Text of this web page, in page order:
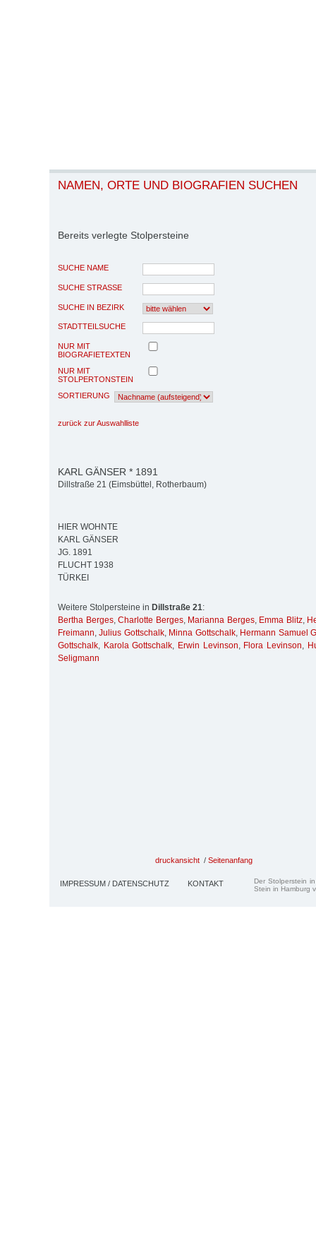
NAMEN, ORTE UND BIOGRAFIEN SUCHEN
Bereits verlegte Stolpersteine
SUCHE NAME
SUCHE STRASSE
SUCHE IN BEZIRK
STADTTEILSUCHE
NUR MIT
BIOGRAFIETEXTEN
NUR MIT
STOLPERTONSTEIN
SORTIERUNG
zurück zur Auswahlliste
KARL GÄNSER * 1891
Dillstraße 21 (Eimsbüttel, Rotherbaum)
HIER WOHNTE
KARL GÄNSER
JG. 1891
FLUCHT 1938
TÜRKEI
Weitere Stolpersteine in Dillstraße 21:
Bertha Berges, Charlotte Berges, Marianna Berges, Emma Blitz,
Freimann,Julius Gottschalk, Minna Gottschalk, Hermann Samuel
Gottschalk, Karola Gottschalk, Erwin Levinson, Flora Levinson,
Seligmann
druckansicht / Seitenanfang
IMPRESSUM / DATENSCHUTZ KONTAKT
Der Stolperstein
Stein in Hamburg